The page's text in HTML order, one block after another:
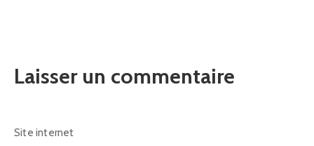
Laisser un commentaire